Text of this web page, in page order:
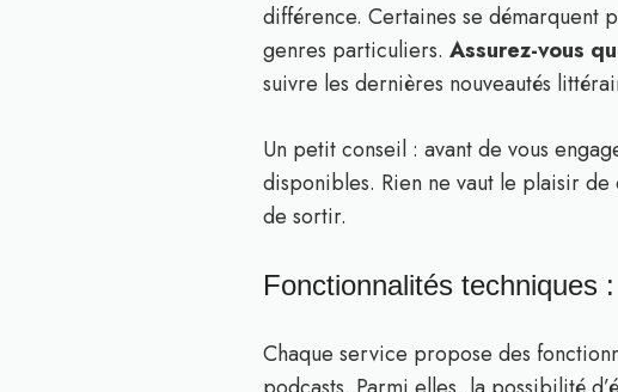
différence. Certaines se démarquent
genres particuliers. Assurez-vous
suivre les dernières nouveautés
Un petit conseil : avant de vous
disponibles. Rien ne vaut le plaisir
de sortir.
Fonctionnalités techniques
Chaque service propose des